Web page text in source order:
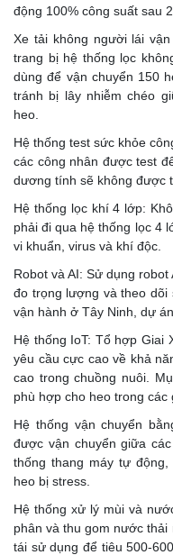
động 100% công suất sau 2
Xe tải không người lái
trang bị hệ thống lọc
dùng để vận chuyển 150
tránh bị lây nhiễm chéo
heo.
Hệ thống test sức khỏe
các công nhân được test
dương tính sẽ không được
Hệ thống lọc khí 4 lớp:
phải đi qua hệ thống lọc 4
vi khuẩn, virus và khí độc.
Robot và AI: Sử dụng
đo trọng lượng và theo dõi
vận hành ở Tây Ninh, dự
Hệ thống IoT: Tổ hợp Giai
yêu cầu cực cao về khả
cao trong chuồng nuôi.
phù hợp cho heo trong các
Hệ thống vận chuyển
được vận chuyển giữa
thống thang máy tự
heo bị stress.
Hệ thống xử lý mùi và
phân và thu gom nước
tái sử dụng để tiêu 500-